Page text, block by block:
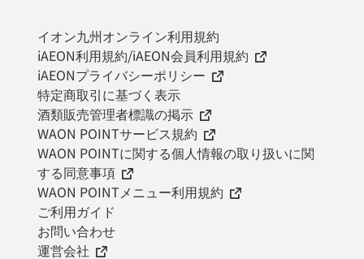
イオン九州オンライン利用規約
iAEON利用規約/iAEON会員利用規約
iAEONプライバシーポリシー
特定商取引に基づく表示
酒類販売管理者標識の掲示
WAON POINTサービス規約
WAON POINTに関する個人情報の取り扱いに関
する同意事項
WAON POINTメニュー利用規約
ご利用ガイド
お問い合わせ
運営会社